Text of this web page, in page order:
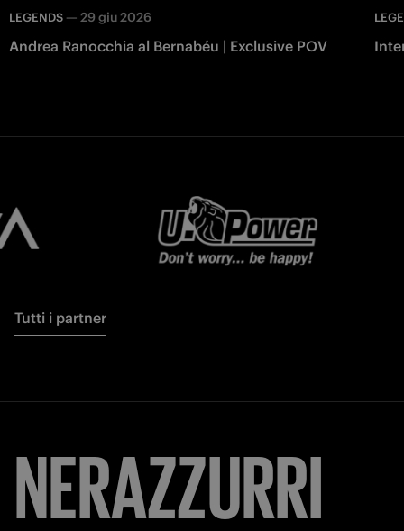
LEGENDS — 29 giu 2026
Andrea Ranocchia al Bernabéu | Exclusive POV
Tutti i partner
NERAZZURRI